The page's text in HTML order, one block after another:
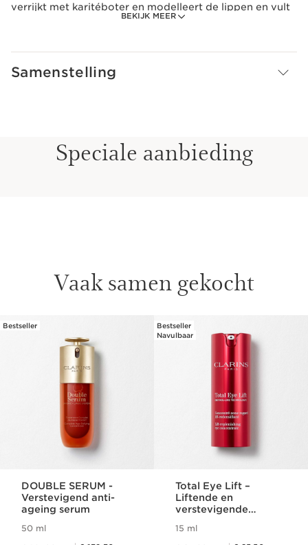
BEKIJK MEER
verrijkt met karitéboter en modelleert de lippen en vult
ze op, waardoor ze gehydrateerd, zacht en egaal
Samenstelling
Speciale aanbieding
Vaak samen gekocht
DOORGAAN NAAR INHOUD
Bestseller
DOUBLE SERUM -
Verstevigend anti-
ageing serum
50 ml
Bestseller
Navulbaar
Total Eye Lift –
Liftende en
verstevigende
15 ml